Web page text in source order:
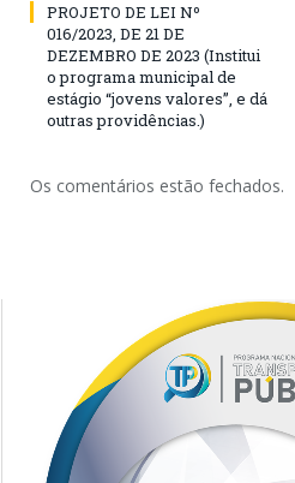
PROJETO DE LEI Nº
016/2023, DE 21 DE
DEZEMBRO DE 2023 (Institui
o programa municipal de
estágio “jovens valores”, e dá
outras providências.)
Os comentários estão fechados.